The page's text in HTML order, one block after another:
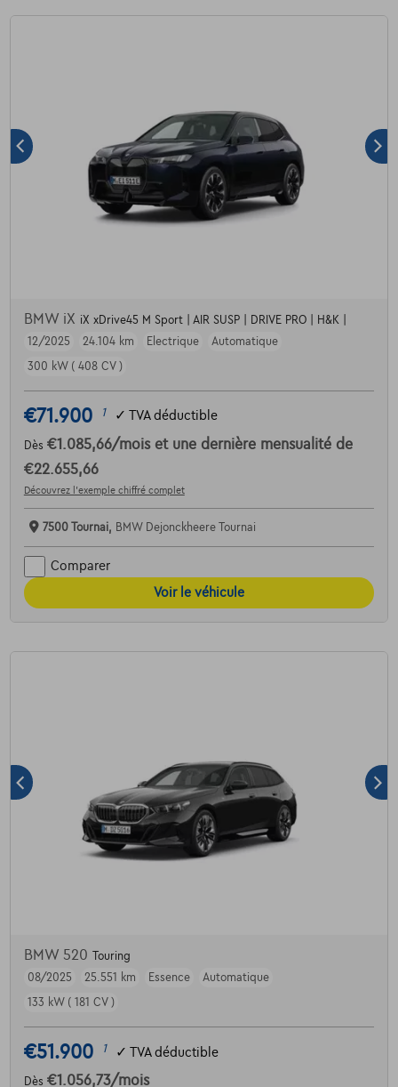
BMW iX iX xDrive45 M Sport | AIR SUSP | DRIVE PRO | H&K |
12/2025
24.104 km Electrique
Automatique
300 kW ( 408 CV )
€71.900 1 ✓ TVA déductible
Dès €1.085,66/mois et une dernière mensualité de
€22.655,66
Découvrez l’exemple chiffré complet
7500 Tournai, BMW Dejonckheere Tournai
Comparer
Voir le véhicule
BMW 520
Touring
08/2025
25.551 km Essence
Automatique
133 kW ( 181 CV )
€51.900 1 ✓ TVA déductible
Dès €1.056,73/mois